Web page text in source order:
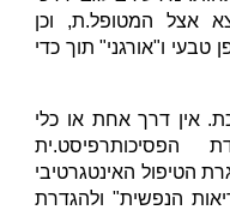
אצל המטופל.ת, וכן
טבעי ו"אורגני" תוך כדי
אין דרך אחת או כלי
הפסיכותרפיסט.ית
הטיפול האינטגרטיבי
הנפשית" ולהגדרת